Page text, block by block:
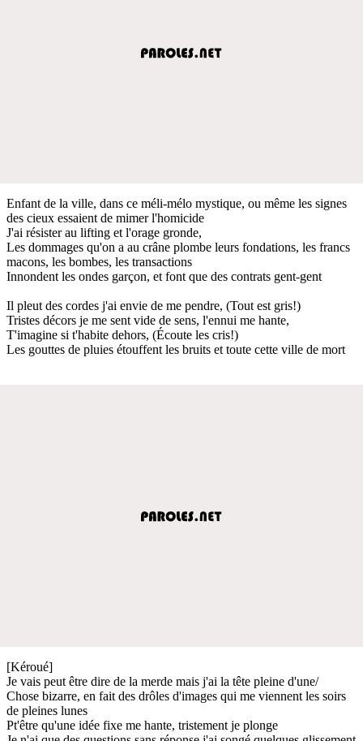
Enfant de la ville, dans ce méli-mélo mystique, ou même les signes
des cieux essaient de mimer l'homicide
J'ai résister au lifting et l'orage gronde,
Les dommages qu'on a au crâne plombe leurs fondations, les francs
macons, les bombes, les transactions
Innondent les ondes garçon, et font que des contrats gent-gent
Il pleut des cordes j'ai envie de me pendre, (Tout est gris!)
Tristes décors je me sent vide de sens, l'ennui me hante,
T'imagine si t'habite dehors, (Écoute les cris!)
Les gouttes de pluies étouffent les bruits et toute cette ville de mort
[Kéroué]
Je vais peut être dire de la merde mais j'ai la tête pleine d'une/
Chose bizarre, en fait des drôles d'images qui me viennent les soirs
de pleines lunes
Pt'être qu'une idée fixe me hante, tristement je plonge